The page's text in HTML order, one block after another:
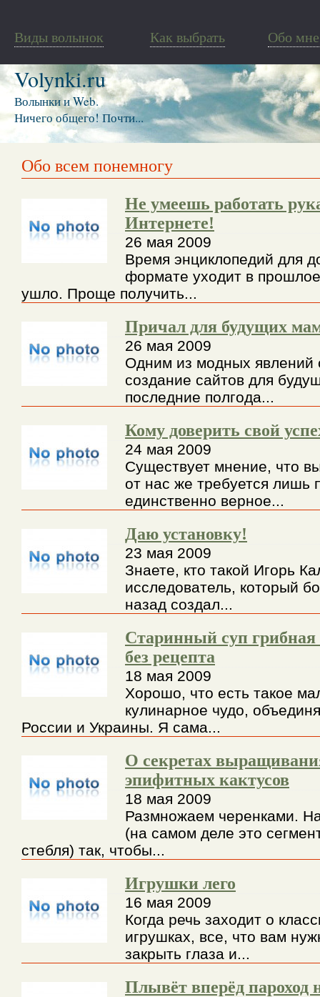
Виды волынок Как выбрать Обо мне
Volynki.ru
Волынки и Web.
Ничего общего! Почти...
Обо всем понемногу
Не умеешь работать
Интернете!
26 мая 2009
Время энциклопедий для
формате уходит в
ушло. Проще получить...
Причал для будущих
26 мая 2009
Одним из модных явлений
создание сайтов для
последние полгода...
Кому доверить свой
24 мая 2009
Существует мнение, что
от нас же требуется лишь
единственно верное...
Даю установку!
23 мая 2009
Знаете, кто такой Игорь
исследователь, который
назад создал...
Старинный суп
без рецепта
18 мая 2009
Хорошо, что есть такое
кулинарное чудо,
России и Украины. Я сама...
О секретах
эпифитных кактусов
18 мая 2009
Размножаем черенками.
(на самом деле это
стебля) так, чтобы...
Игрушки лего
16 мая 2009
Когда речь заходит о
игрушках, все, что вам
закрыть глаза и...
Плывёт вперёд пароход